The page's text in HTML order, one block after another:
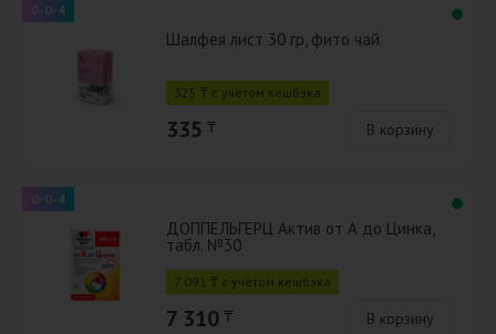
0-0-4
Шалфея лист 30 гр, фито чай
325 ₸ с учётом кешбэка
335 ₸ В корзину
0-0-4
ДОППЕЛЬГЕРЦ Актив от А до Цинка,
табл. №30
7 091 ₸ с учётом кешбэка
7 310 ₸ В корзину